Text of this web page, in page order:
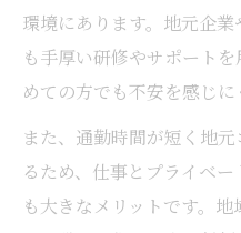
環境にあります。地元企
も手厚い研修やサポート
めての方でも不安を感じに
また、通勤時間が短く地
るため、仕事とプライベ
も大きなメリットです。